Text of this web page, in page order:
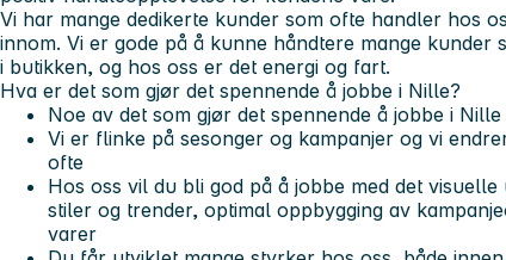
Vi har mange dedikerte kunder som ofte handler hos
innom. Vi er gode på å kunne håndtere mange kunder
i butikken, og hos oss er det energi og fart.
Hva er det som gjør det spennende å jobbe i Nille?
Noe av det som gjør det spennende å jobbe i
Vi er flinke på sesonger og kampanjer og vi
ofte
Hos oss vil du bli god på å jobbe med det
stiler og trender, optimal oppbygging av
varer